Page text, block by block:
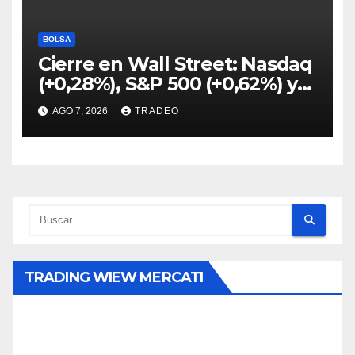
BOLSA
Cierre en Wall Street: Nasdaq
(+0,28%), S&P 500 (+0,62%) y
Nasdaq (+1,30%)
AGO 7, 2026 TRADEO
TRADING WIEW MERCATI